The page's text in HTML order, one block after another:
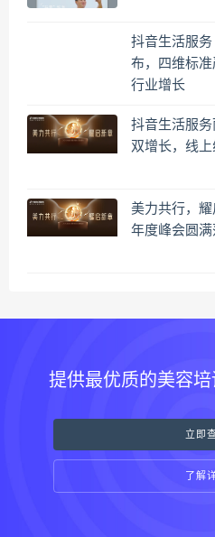
抖音生活服
布，四维标
行业增长
抖音生活服
双增长，线
美力共行，
年度峰会圆满
提供最优质的美容
立即
了解